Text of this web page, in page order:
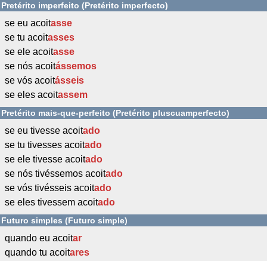
Pretérito imperfeito (Pretérito imperfecto)
se eu acoitasse
se tu acoitasses
se ele acoitasse
se nós acoitássemos
se vós acoitásseis
se eles acoitassem
Pretérito mais-que-perfeito (Pretérito pluscuamperfecto)
se eu tivesse acoitado
se tu tivesses acoitado
se ele tivesse acoitado
se nós tivéssemos acoitado
se vós tivésseis acoitado
se eles tivessem acoitado
Futuro simples (Futuro simple)
quando eu acoitar
quando tu acoitares